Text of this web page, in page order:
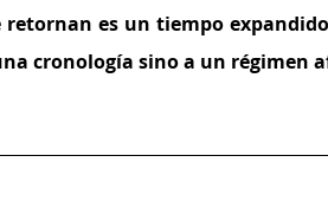
retornan es un tiempo
cronología sino a un régimen